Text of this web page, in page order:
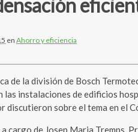
en Ahorro y eficiencia
de la división de Bosch
instalaciones de edificios
sobre el tema en el
cargo de Josep Maria Tremps,